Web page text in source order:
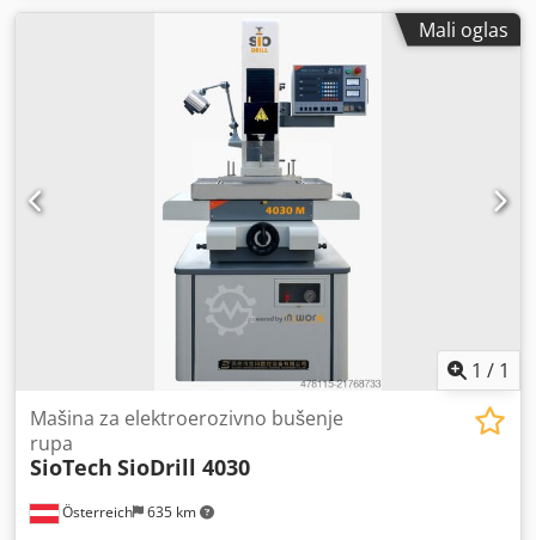
Mali oglas
1 / 1
Österreich 635 km
Mašina za elektroerozivno bušenje
rupa
SioTech SioDrill 4030